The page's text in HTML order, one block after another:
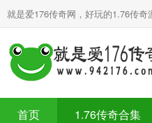
就是爱176传奇网，好玩的1.76传奇
首页 1.76传奇合集